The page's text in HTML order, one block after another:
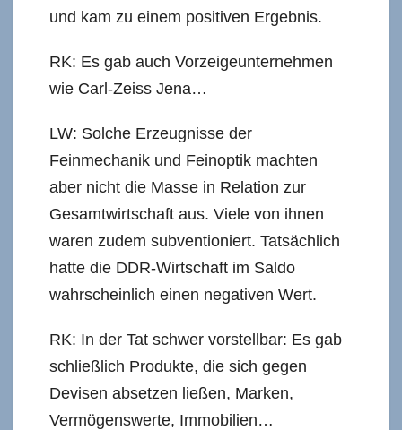
und kam zu einem positiven Ergebnis.
RK: Es gab auch Vorzeigeunternehmen
wie Carl-Zeiss Jena…
LW: Solche Erzeugnisse der
Feinmechanik und Feinoptik machten
aber nicht die Masse in Relation zur
Gesamtwirtschaft aus. Viele von ihnen
waren zudem subventioniert. Tatsächlich
hatte die DDR-Wirtschaft im Saldo
wahrscheinlich einen negativen Wert.
RK: In der Tat schwer vorstellbar: Es gab
schließlich Produkte, die sich gegen
Devisen absetzen ließen, Marken,
Vermögenswerte, Immobilien…